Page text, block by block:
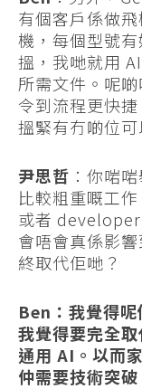
有個客戶係做
機，每個型號
搵，我哋就用
所需文件。呢
令到流程更快
搵緊有冇啲位
尹思哲 ：你啱
比較粗重嘅工
或者 developer
會唔會真係影
終取代佢哋？
Ben：我覺得呢
我覺得要完全
通用 AI。以而
仲需要技術突破